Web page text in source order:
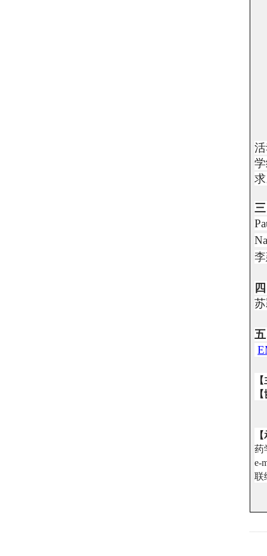
求
药
e-
联